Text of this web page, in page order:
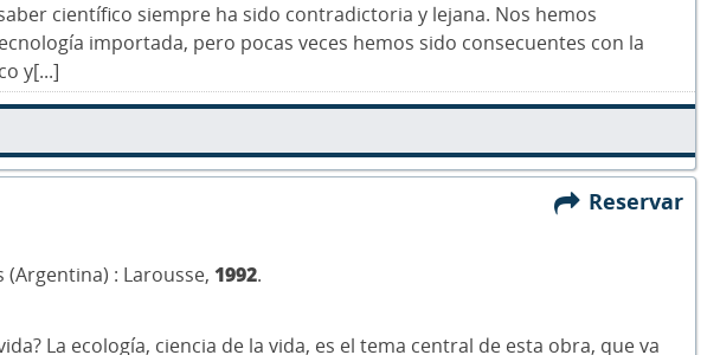
científico siempre ha sido contradictoria y lejana. Nos hemos
importada, pero pocas veces hemos sido consecuentes con la
y[...]
Reservar
(Argentina) : Larousse, 1992.
La ecología, ciencia de la vida, es el tema central de esta obra, que va